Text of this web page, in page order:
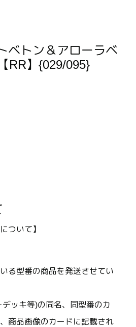
ベトン＆アローラベ
RR】{029/095}
ついて】
る型番の商品を発送させてい
ッキ等)の同名、同型番のカ
商品画像のカードに記載され